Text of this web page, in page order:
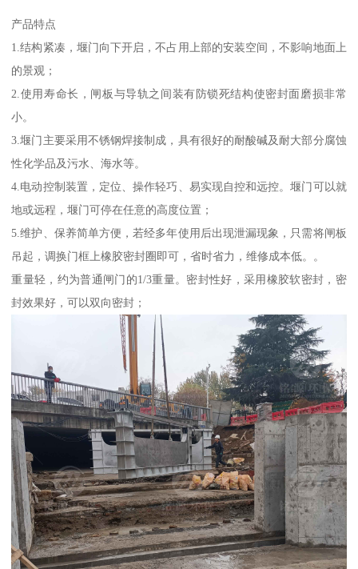
产品特点
1.结构紧凑，堰门向下开启，不占用上部的安装空间，不影响地面上
的景观；
2.使用寿命长，闸板与导轨之间装有防锁死结构使密封面磨损非常
小。
3.堰门主要采用不锈钢焊接制成，具有很好的耐酸碱及耐大部分腐蚀
性化学品及污水、海水等。
4.电动控制装置，定位、操作轻巧、易实现自控和远控。堰门可以就
地或远程，堰门可停在任意的高度位置；
5.维护、保养简单方便，若经多年使用后出现泄漏现象，只需将闸板
吊起，调换门框上橡胶密封圈即可，省时省力，维修成本低。。
重量轻，约为普通闸门的1/3重量。密封性好，采用橡胶软密封，密
封效果好，可以双向密封；